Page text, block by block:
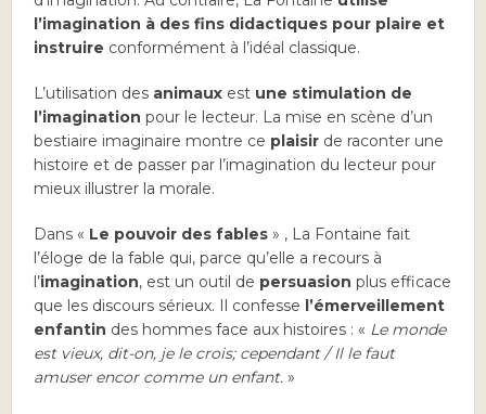
l’imagination à des fins didactiques pour plaire et
instruire conformément à l’idéal classique.
L’utilisation des animaux est une stimulation de
l’imagination pour le lecteur. La mise en scène d’un
bestiaire imaginaire montre ce plaisir de raconter une
histoire et de passer par l’imagination du lecteur pour
mieux illustrer la morale.
Dans « Le pouvoir des fables » , La Fontaine fait
l’éloge de la fable qui, parce qu’elle a recours à
l’imagination, est un outil de persuasion plus efficace
que les discours sérieux. Il confesse l’émerveillement
enfantin des hommes face aux histoires : « Le monde
est vieux, dit-on, je le crois; cependant / Il le faut
amuser encor comme un enfant. »